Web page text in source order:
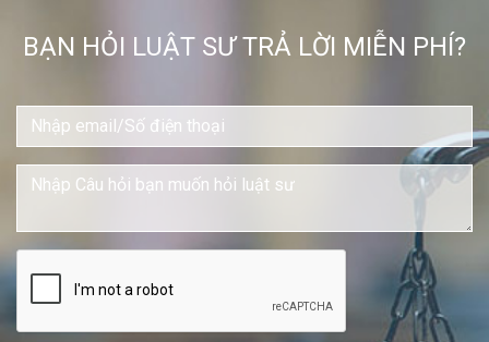
BẠN HỎI LUẬT SƯ TRẢ LỜI MIỄN PHÍ?